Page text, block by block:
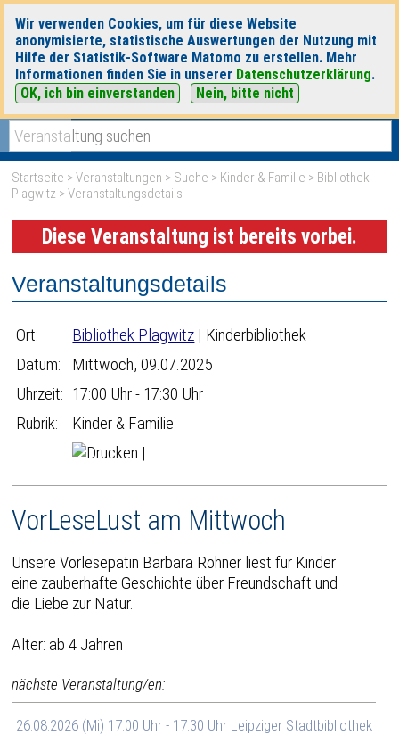
Wir verwenden Cookies, um für diese Website
anonymisierte, statistische Auswertungen der Nutzung mit
Hilfe der Statistik-Software Matomo zu erstellen. Mehr
Informationen finden Sie in unserer Datenschutzerklärung.
OK, ich bin einverstanden
Nein, bitte nicht
heute|morgen|
Startseite >Veranstaltungen > Suche > Kinder & Familie > Bibliothek
Plagwitz > Veranstaltungsdetails
Diese Veranstaltung ist bereits vorbei.
Veranstaltungsdetails
Ort: Bibliothek Plagwitz | Kinderbibliothek
Datum:
Mittwoch, 09.07.2025
Uhrzeit: 17:00 Uhr - 17:30 Uhr
Rubrik:
Kinder & Familie
|
VorLeseLust am Mittwoch
Unsere Vorlesepatin Barbara Röhner liest für Kinder
eine zauberhafte Geschichte über Freundschaft und
die Liebe zur Natur.
Alter: ab 4 Jahren
nächste Veranstaltung/en:
26.08.2026 (Mi) 17:00 Uhr - 17:30 Uhr Leipziger Stadtbibliothek